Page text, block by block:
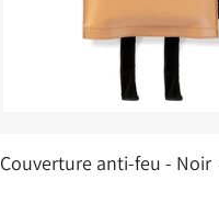
Couverture anti-feu - Noir